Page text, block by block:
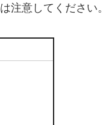
注意してください。